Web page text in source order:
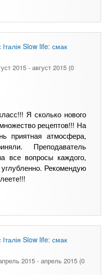
Slow life: смак
2015 - август 2015 (0
Я сколько нового
рецептов!!! На
приятная атмосфера,
Преподаватель
все вопросы каждого,
Рекомендую
Slow life: смак
2015 - апрель 2015 (0